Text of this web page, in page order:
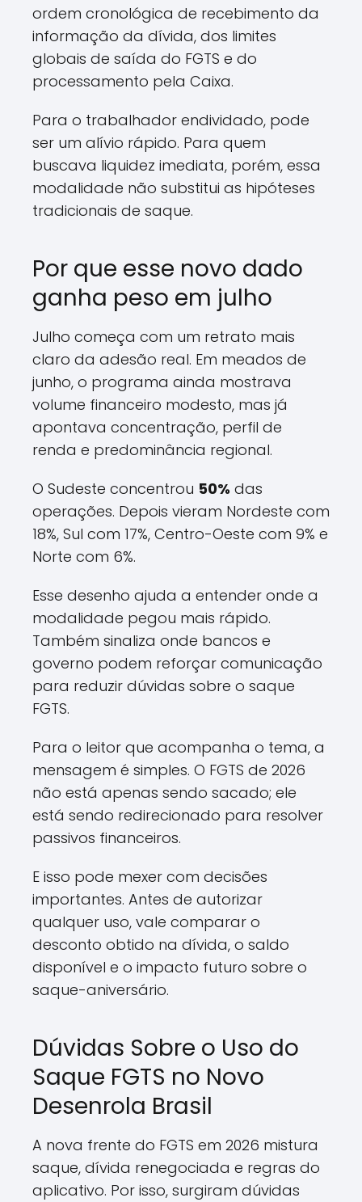
ordem cronológica de recebimento da
informação da dívida, dos limites
globais de saída do FGTS e do
processamento pela Caixa.
Para o trabalhador endividado, pode
ser um alívio rápido. Para quem
buscava liquidez imediata, porém, essa
modalidade não substitui as hipóteses
tradicionais de saque.
Por que esse novo dado
ganha peso em julho
Julho começa com um retrato mais
claro da adesão real. Em meados de
junho, o programa ainda mostrava
volume financeiro modesto, mas já
apontava concentração, perfil de
renda e predominância regional.
O Sudeste concentrou 50% das
operações. Depois vieram Nordeste com
18%, Sul com 17%, Centro-Oeste com 9% e
Norte com 6%.
Esse desenho ajuda a entender onde a
modalidade pegou mais rápido.
Também sinaliza onde bancos e
governo podem reforçar comunicação
para reduzir dúvidas sobre o saque
FGTS.
Para o leitor que acompanha o tema, a
mensagem é simples. O FGTS de 2026
não está apenas sendo sacado; ele
está sendo redirecionado para resolver
passivos financeiros.
E isso pode mexer com decisões
importantes. Antes de autorizar
qualquer uso, vale comparar o
desconto obtido na dívida, o saldo
disponível e o impacto futuro sobre o
saque-aniversário.
Dúvidas Sobre o Uso do
Saque FGTS no Novo
Desenrola Brasil
A nova frente do FGTS em 2026 mistura
saque, dívida renegociada e regras do
aplicativo. Por isso, surgiram dúvidas